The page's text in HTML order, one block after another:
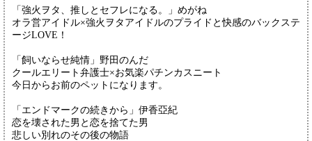
「強火ヲタ、推しとセフレになる。」めがね
オラ営アイドル×強火ヲタアイドルのプライドと快感のバックステ
ージLOVE！
「飼いならせ純情」野田のんだ
クールエリート弁護士×お気楽パチンカスニート
今日からお前のペットになります。
「エンドマークの続きから」伊香亞紀
恋を壊された男と恋を捨てた男
悲しい別れのその後の物語